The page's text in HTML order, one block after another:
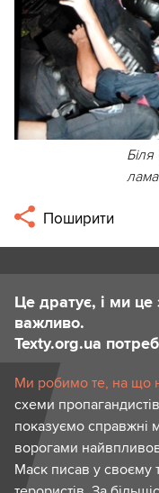
Поширити
Це дратує, і ми
важливо.
Texty.org.ua
Ми робимо те, на що
схеми
показуємо справжні
ворогами
Маск писав у своєму